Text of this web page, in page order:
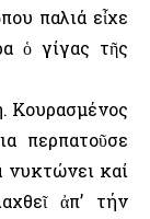
παλιά εἶχε
ὁ γίγας τῆς
Κουρασμένος
περπατοῦσε
νυκτώνει καί
ἀπ’ τήν